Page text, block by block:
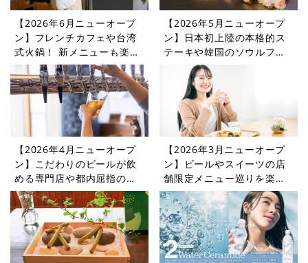
【2026年6月ニューオープ
ン】フレンチカフェや台湾
式火鍋！ 新メニューも楽し
めるレストランやカフェを
紹介
【2026年5月ニューオープ
ン】日本初上陸の本格的ス
テーキや韓国のソウルフー
ドを楽しめるレストランや
カフェをご紹介
【2026年4月ニューオープ
ン】こだわりのビールが飲
める専門店や都内屈指の憩
いの場に登場するカフェ・
レストラン5選
【2026年3月ニューオープ
ン】ビールやスイーツの店
舗限定メニュー巡りを楽し
めるレストランやカフェを
紹介